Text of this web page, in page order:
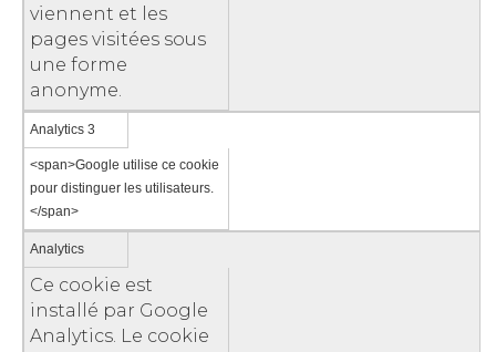
viennent et les
pages visitées sous
une forme
anonyme.
Analytics 3
<span>Google utilise ce cookie
pour distinguer les utilisateurs.
</span>
Analytics
Ce cookie est
installé par Google
Analytics. Le cookie